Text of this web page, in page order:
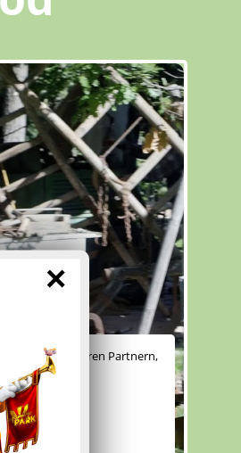
es unseren Partnern,
anzubieten.
×